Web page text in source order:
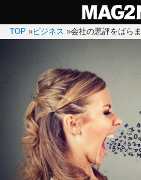
TOP »ビジネス »会社の悪評をばら